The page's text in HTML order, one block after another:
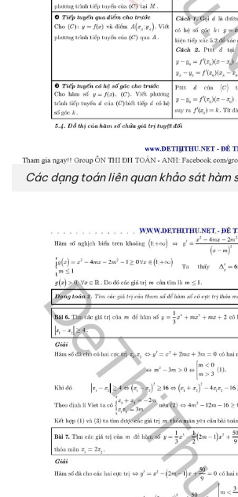
Các dạng toán liên quan khảo sát hàm